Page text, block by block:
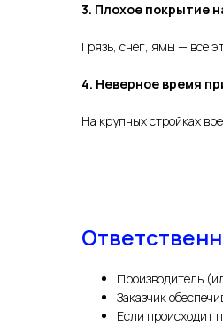
3. Плохое покрытие
Грязь, снег, ямы — всё
4. Неверное время
На крупных стройках
Производитель
Заказчик
Если происходит